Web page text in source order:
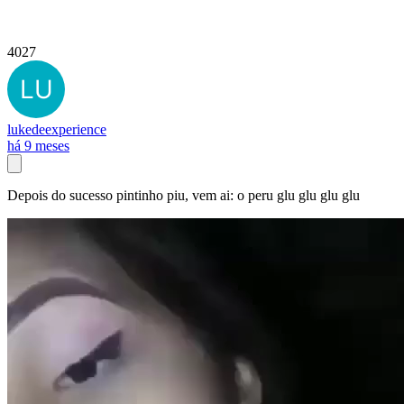
4027
lukedeexperience
há 9 meses
Depois do sucesso pintinho piu, vem ai: o peru glu glu glu glu